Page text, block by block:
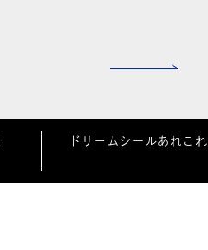
ドリームシールあれこれ